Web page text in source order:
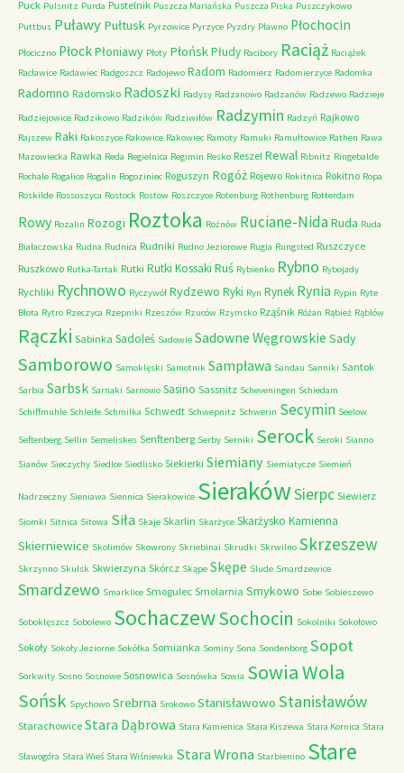
Puck Pulsnitz Purda Pustelnik Puszcza Mariańska Puszcza Piska Puszczykowo
Puttbus Puławy Pułtusk Pyrzowice Pyrzyce Pyzdry Pławno Płochocin
Płociczno PłockPłoniawy Płoty PłońskPłudy Racibory Raciąż Raciążek
Racławice Radawiec Radgoszcz Radojewo Radom Radomierz Radomierzyce Radomka
Radomno Radomsko Radoszki Radysy Radzanowo Radzanów Radzewo Radzieje
Radziejowice Radzikowo Radzików Radziwiłów Radzymin Radzyń Rajkowo
Rajszew Raki Rakoszyce Rakowice Rakowiec Ramoty Ramuki Ramułtowice Rathen Rawa
Mazowiecka Rawka Reda Regielnica Regimin Resko Reszel Rewal Ribnitz Ringebalde
Rochale Rogalice Rogalin Rogoziniec Roguszyn Rogóż Rojewo Rokitnica Rokitno Ropa
Roskilde Rossoszyca Rostock Rostow Roszczyce Rotenburg Rothenburg Rotterdam
Rowy Rozalin Rozogi Roztoka Rożnów Ruciane-NidaRuda Ruda
Białaczowska Rudna Rudnica Rudniki Rudno Jeziorowe Rugia Rungsted Ruszczyce
Ruszkowo Rutka-Tartak Rutki Rutki Kossaki Ruś Rybienko Rybno Rybojady
Rychliki Rychnowo Ryczywół Rydzewo Ryki Ryn Rynek Rynia Rypin Ryte
Błota Rytro Rzeczyca Rzepniki Rzeszów Rzuców Rzymsko Rząśnik Różan Rąbież Rąblów
Rączki Sabinka Sadoleś Sadowie Sadowne Węgrowskie Sady
Samborowo Samoklęski Samotnik Sampława Sandau Sanniki Santok
Sarbia Sarbsk Sarnaki Sarnowo Sasino Sassnitz Scheveningen Schiedam
Schiffmuhle Schleife Schmilka Schwedt Schwepnitz Schwerin Secymin Seelow
Seftenberg Sellin Semeliskes Senftenberg Serby Serniki Serock Seroki Sianno
Sianów Sieczychy Siedlce Siedlisko Siekierki Siemiany Siemiatycze Siemień
Nadrzeczny Sieniawa Siennica Sierakowice SierakówSierpc Siewierz
Siomki Sitnica Sitowa Siła Skaje Skarlin Skarżyce Skarżysko Kamienna
Skierniewice Skolimów Skowrony Skriebinai Skrudki Skrwilno Skrzeszew
Skrzynno Skulsk Skwierzyna Skórcz Skąpe Skępe Slude Smardzewice
Smardzewo Smarklice Smogulec Smolarnia Smykowo Sobe Sobieszewo
Soboklęszcz Sobolewo SochaczewSochocin Sokolniki Sokołowo
Sokoły Sokoły Jeziorne Sokółka Somianka Sominy Sona Sondenborg Sopot
Sorkwity Sosno Sosnowe Sosnowica Sosnówka Sowia Sowia Wola
Sońsk Spychowo Srebrna Srokowo Stanisławowo Stanisławów
Starachowice Stara Dąbrowa Stara Kamienica Stara Kiszewa Stara Kornica Stara
Sławogóra Stara Wieś Stara Wiśniewka Stara Wrona Starbienino Stare